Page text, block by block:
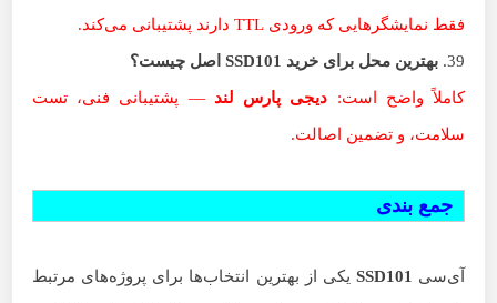
فقط نمایشگرهایی که ورودی TTL دارند پشتیبانی می‌کند.
39. بهترین محل برای خرید اصل چیست؟
کاملاً واضح است: دیجی پارس لند — پشتیبانی فنی، تست
سلامت، و تضمین اصالت.
جمع بندی
آی‌سی SSD101 یکی از بهترین انتخاب‌ها برای پروژه‌های مرتبط